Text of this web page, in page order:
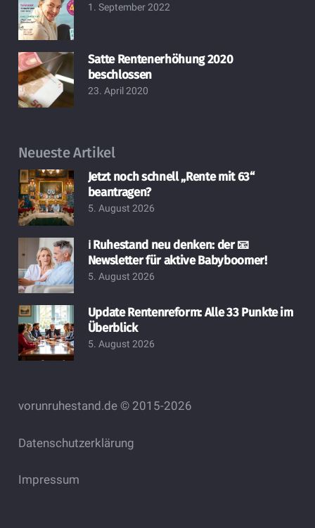
1. September 2022
Satte Rentenerhöhung 2020
beschlossen
23. April 2020
Neueste Artikel
Jetzt noch schnell „Rente mit 63“
beantragen?
5. August 2026
ℹ️ Ruhestand neu denken: der 📧
Newsletter für aktive Babyboomer!
5. August 2026
Update Rentenreform: Alle 33 Punkte im
Überblick
5. August 2026
vorunruhestand.de © 2015-2026
Datenschutzerklärung
Impressum